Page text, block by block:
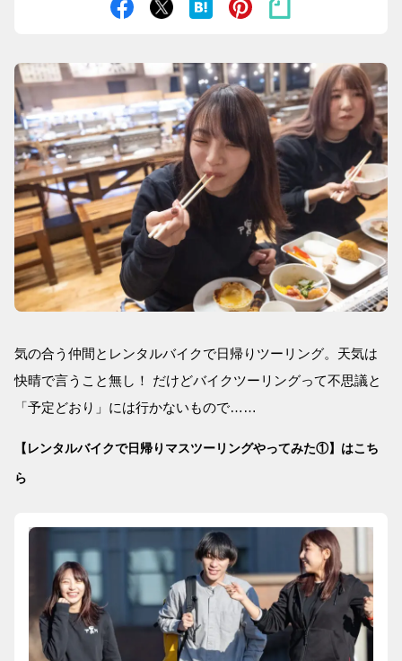
気の合う仲間とレンタルバイクで日帰りツーリング。天気は
快晴で言うこと無し！ だけどバイクツーリングって不思議と
「予定どおり」には行かないもので……
【レンタルバイクで日帰りマスツーリングやってみた①】はこち
ら